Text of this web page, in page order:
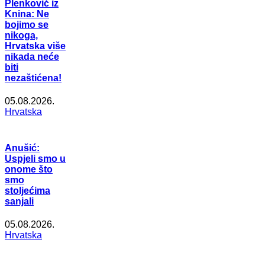
Plenković iz
Knina: Ne
bojimo se
nikoga,
Hrvatska više
nikada neće
biti
nezaštićena!
05.08.2026.
Hrvatska
Anušić:
Uspjeli smo u
onome što
smo
stoljećima
sanjali
05.08.2026.
Hrvatska